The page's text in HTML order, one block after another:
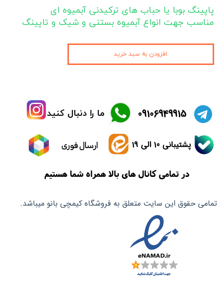
پاپینگ بوبا یا حباب های ترکیدنی آبمیوه ای
مناسب جهت انواع آبمیوه بستنی و شیک و تاپینگ
افزودن به سبد خرید
تمامی حقوق این سایت متعلق به فروشگاه کیمچی بانو میباشد.
ما را دنبال کنید ​09106949915
ارسال فوری پشتیبانی 10 الی 19
در تمامی کانال های بالا همراه شما هستیم